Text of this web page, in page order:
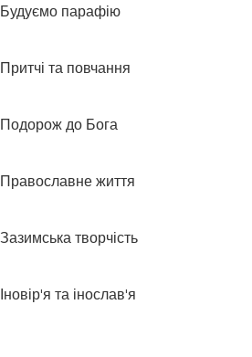
Будуємо парафію
Притчі та повчання
Подорож до Бога
Православне життя
Зазимська творчість
Іновір'я та інослав'я